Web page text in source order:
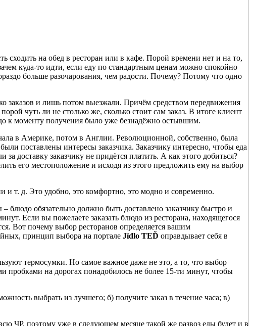
сходить на обед в ресторан или в кафе. Порой времени нет и на то,
куда-то идти, если еду по стандартным ценам можно спокойно
больше разочарования, чем радости. Почему? Потому что одно
заказов и лишь потом выезжали. Причём средством передвижения
чуть ли не столько же, сколько стоит сам заказ. В итоге клиент
к моменту получения было уже безнадёжно остывшим.
в Америке, потом в Англии. Революционной, собственно, была
поставлены интересы заказчика. Заказчику интересно, чтобы еда
доставку заказчику не придётся платить. А как этого добиться?
его местоположение и исходя из этого предложить ему на выбор
т. д. Это удобно, это комфортно, это модно и современно.
блюдо обязательно должно быть доставлено заказчику быстро и
Если вы пожелаете заказать блюдо из ресторана, находящегося
Вот почему выбор ресторанов определяется вашим
принцип выбора на портале Jídlo TEĎ оправдывает себя в
термосумки. Но самое важное даже не это, а то, что выбор
пробками на дорогах понадобилось не более 15-ти минут, чтобы
выбрать из лучшего; б) получите заказ в течение часа; в)
ЧР, поэтому уже в следующем месяце такой же развоз еды будет и в